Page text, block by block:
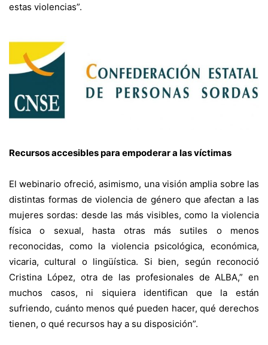
estas violencias”.
Recursos accesibles para empoderar a las víctimas
El webinario ofreció, asimismo, una visión amplia sobre las
distintas formas de violencia de género que afectan a las
mujeres sordas: desde las más visibles, como la violencia
física o sexual, hasta otras más sutiles o menos
reconocidas, como la violencia psicológica, económica,
vicaria, cultural o lingüística. Si bien, según reconoció
Cristina López, otra de las profesionales de ALBA,” en
muchos casos, ni siquiera identifican que la están
sufriendo, cuánto menos qué pueden hacer, qué derechos
tienen, o qué recursos hay a su disposición”.